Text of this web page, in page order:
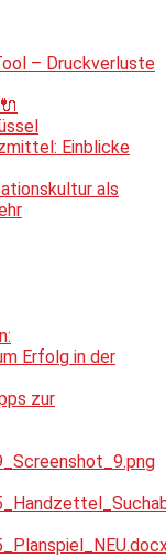
– Druckverluste
Einblicke
als
Erfolg in der
zur